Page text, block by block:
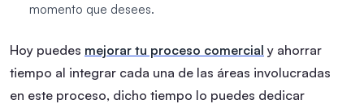
momento que desees.
Hoy puedes mejorar tu proceso comercial y ahorrar
tiempo al integrar cada una de las áreas involucradas
en este proceso, dicho tiempo lo puedes dedicar